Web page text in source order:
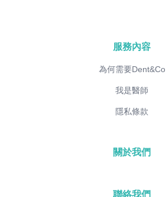
服務內容
為何需要Dent&Co
我是醫師
隱私條款
關於我們
聯絡我們